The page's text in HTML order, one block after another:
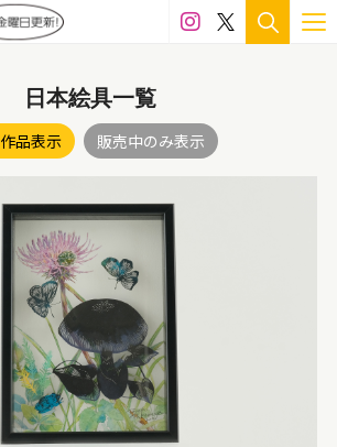
日本絵具一覧
品表示 販売中のみ表示